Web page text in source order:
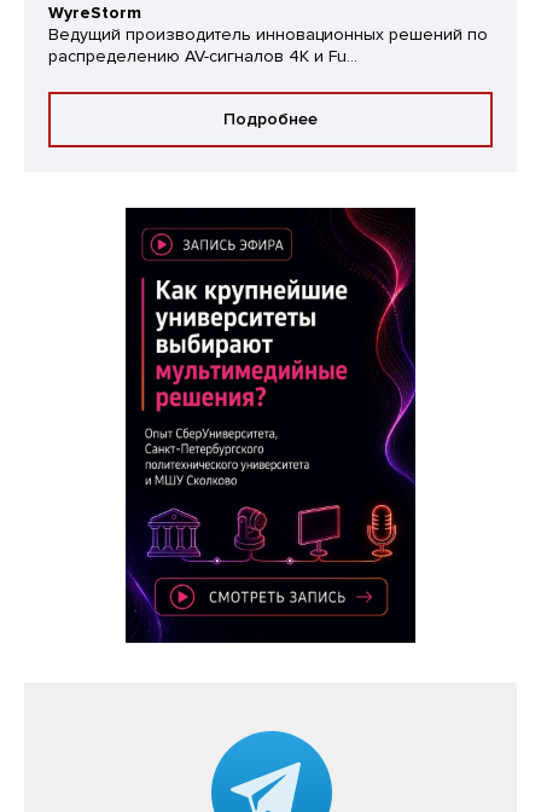
WyreStorm
Ведущий производитель инновационных решений по
распределению AV-сигналов 4K и Fu...
Подробнее